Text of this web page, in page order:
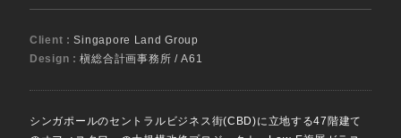
Client :Singapore Land Group
Design :槇総合計画事務所 / A61
シンガポールのセントラルビジネス街(CBD)に立地する47階建て